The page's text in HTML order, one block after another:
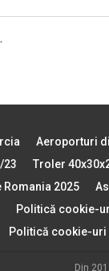
Aeroporturi
23 Troler
Romania 2025
Politică cookie-
Politică cookie-uri
Din